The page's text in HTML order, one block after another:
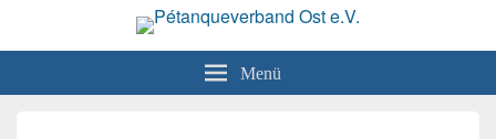
Pétanqueverband Ost e.V.
Menü